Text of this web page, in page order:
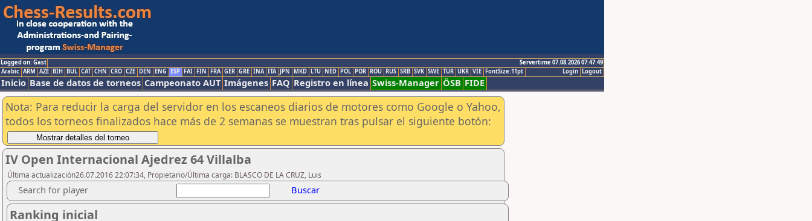
Logged on: Gast
Servertime 07.08.2026 07:47:49
Logout
Login
Arabic ARM AZE BIH BUL CAT CHN CRO CZE DEN ENG ESP FAI FIN FRA GER GRE INA ITA JPN MKD LTU NED POL POR ROU RUS SRB SVK SWE TUR UKR VIE FontSize:11pt
Inicio Base de datos de torneos Campeonato AUT Imágenes FAQ Registro en línea Swiss-Manager ÖSB FIDE
Nota: Para reducir la carga del servidor en los escaneos diarios de motores como Google o Yahoo,
todos los torneos finalizados hace más de 2 semanas se muestran tras pulsar el siguiente botón:
IV Open Internacional Ajedrez 64 Villalba
Última actualización26.07.2016 22:07:34, Propietario/Última carga: BLASCO DE LA CRUZ, Luis
Search for player Buscar
Ranking inicial